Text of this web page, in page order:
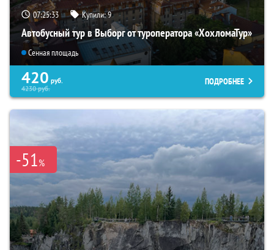
07:25:32 Купили:9
Автобусный тур в Выборг от туроператора «ХохломаТур»
Сенная площадь
420 руб.
4230руб.
ПОДРОБНЕЕ
-51%